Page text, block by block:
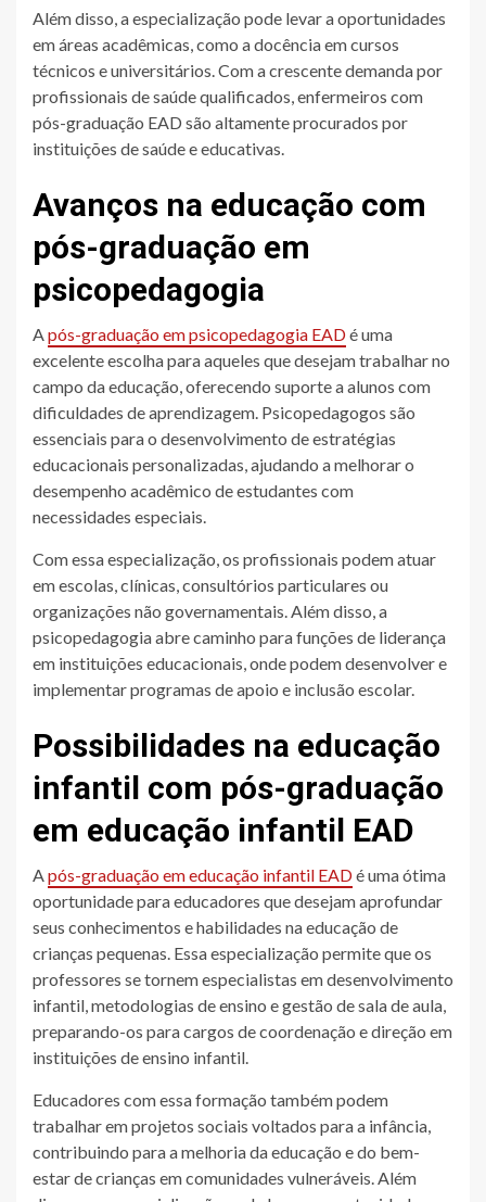
Além disso, a especialização pode levar a oportunidades
em áreas acadêmicas, como a docência em cursos
técnicos e universitários. Com a crescente demanda por
profissionais de saúde qualificados, enfermeiros com
pós-graduação EAD são altamente procurados por
instituições de saúde e educativas.
Avanços na educação com
pós-graduação em
psicopedagogia
Após-graduação em psicopedagogia EADé uma
excelente escolha para aqueles que desejam trabalhar no
campo da educação, oferecendo suporte a alunos com
dificuldades de aprendizagem. Psicopedagogos são
essenciais para o desenvolvimento de estratégias
educacionais personalizadas, ajudando a melhorar o
desempenho acadêmico de estudantes com
necessidades especiais.
Com essa especialização, os profissionais podem atuar
em escolas, clínicas, consultórios particulares ou
organizações não governamentais. Além disso, a
psicopedagogia abre caminho para funções de liderança
em instituições educacionais, onde podem desenvolver e
implementar programas de apoio e inclusão escolar.
Possibilidades na educação
infantil com pós-graduação
em educação infantil EAD
Após-graduação em educação infantil EADé uma ótima
oportunidade para educadores que desejam aprofundar
seus conhecimentos e habilidades na educação de
crianças pequenas. Essa especialização permite que os
professores se tornem especialistas em desenvolvimento
infantil, metodologias de ensino e gestão de sala de aula,
preparando-os para cargos de coordenação e direção em
instituições de ensino infantil.
Educadores com essa formação também podem
trabalhar em projetos sociais voltados para a infância,
contribuindo para a melhoria da educação e do bem-
estar de crianças em comunidades vulneráveis. Além